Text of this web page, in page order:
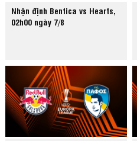
Nhận định Benfica vs Hearts,
02h00 ngày 7/8